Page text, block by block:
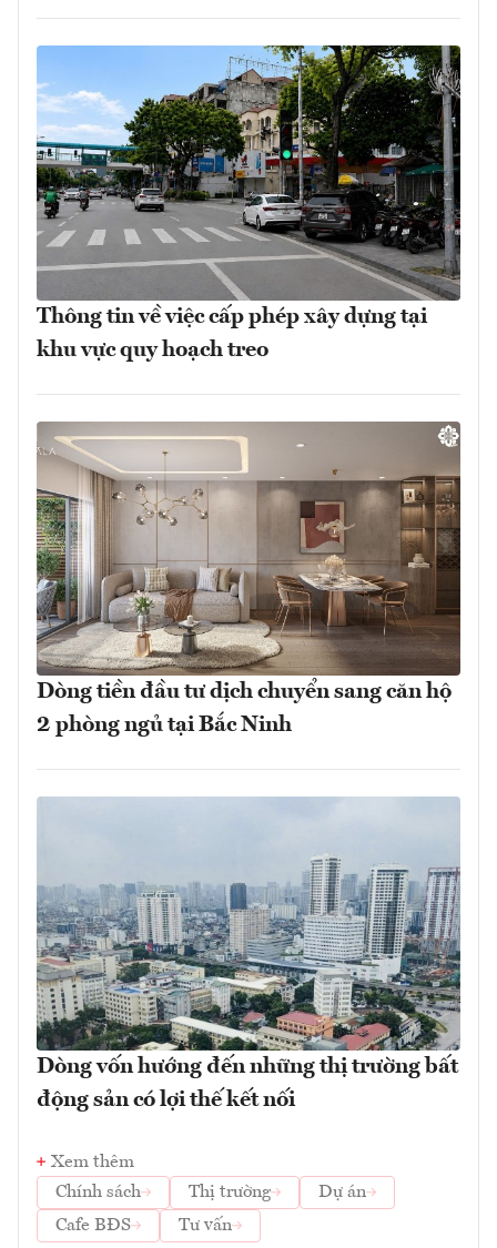
Thông tin về việc cấp phép xây dựng tại
khu vực quy hoạch treo
Dòng tiền đầu tư dịch chuyển sang căn hộ
2 phòng ngủ tại Bắc Ninh
Dòng vốn hướng đến những thị trường bất
động sản có lợi thế kết nối
Xem thêm
Chính sách
Thị trường
Dự án
Cafe BĐS
Tư vấn